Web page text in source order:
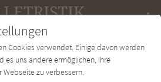
Charts Newsletter
Cookies verwendet. Einige davon werden
es uns andere ermöglichen, Ihre
zu verbessern.